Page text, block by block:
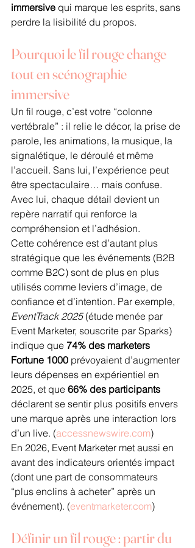
immersive qui marque les esprits, sans
perdre la lisibilité du propos.
Pourquoi le fil rouge change
tout en scénographie
immersive
Un fil rouge, c’est votre “colonne
vertébrale” : il relie le décor, la prise de
parole, les animations, la musique, la
signalétique, le déroulé et même
l’accueil. Sans lui, l’expérience peut
être spectaculaire… mais confuse.
Avec lui, chaque détail devient un
repère narratif qui renforce la
compréhension et l’adhésion.
Cette cohérence est d’autant plus
stratégique que les événements (B2B
comme B2C) sont de plus en plus
utilisés comme leviers d’image, de
confiance et d’intention. Par exemple,
EventTrack 2025 (étude menée par
Event Marketer, souscrite par Sparks)
indique que 74% des marketers
Fortune 1000 prévoyaient d’augmenter
leurs dépenses en expérientiel en
2025, et que 66% des participants
déclarent se sentir plus positifs envers
une marque après une interaction lors
d’un live. (accessnewswire.com)
En 2026, Event Marketer met aussi en
avant des indicateurs orientés impact
(dont une part de consommateurs
“plus enclins à acheter” après un
événement). (eventmarketer.com)
Définir un fil rouge : partir du